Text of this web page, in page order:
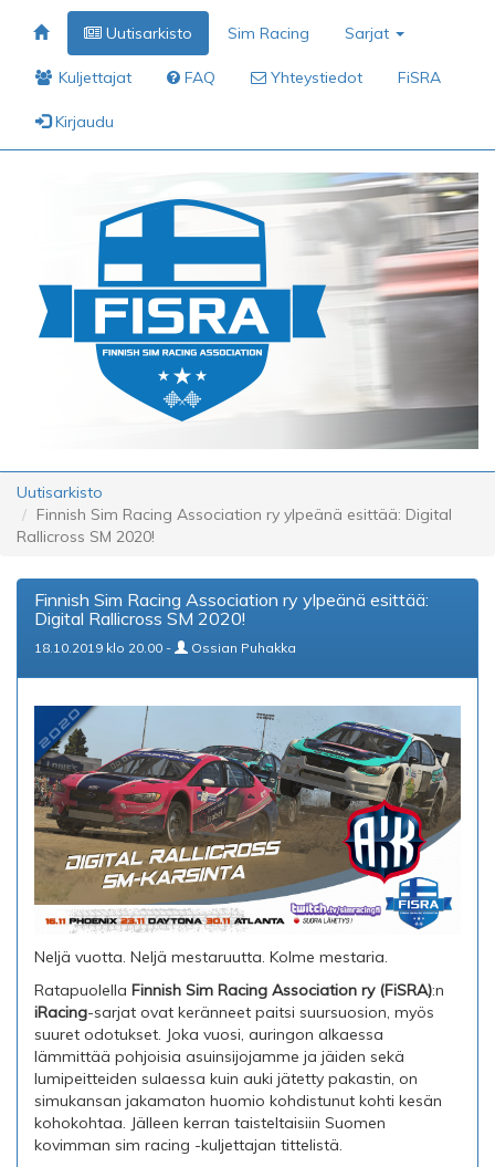
Uutisarkisto Sim Racing Sarjat
Kuljettajat FAQ Yhteystiedot FiSRA
Kirjaudu
Uutisarkisto
Finnish Sim Racing Association ry ylpeänä esittää: Digital
Rallicross SM 2020!
Finnish Sim Racing Association ry ylpeänä esittää:
Digital Rallicross SM 2020!
18.10.2019 klo 20.00 - Ossian Puhakka
Neljä vuotta. Neljä mestaruutta. Kolme mestaria.
Ratapuolella Finnish Sim Racing Association ry (FiSRA):n
iRacing-sarjat ovat keränneet paitsi suursuosion, myös
suuret odotukset. Joka vuosi, auringon alkaessa
lämmittää pohjoisia asuinsijojamme ja jäiden sekä
lumipeitteiden sulaessa kuin auki jätetty pakastin, on
simukansan jakamaton huomio kohdistunut kohti kesän
kohokohtaa. Jälleen kerran taisteltaisiin Suomen
kovimman sim racing -kuljettajan tittelistä.